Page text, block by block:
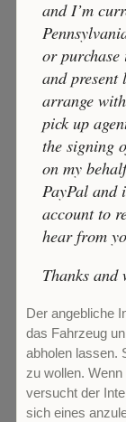
and I’m
or
and
arrange
pick up
the signing
on my
PayPal and
account to
hear from
Thanks
Der angebliche
das Fahrzeug
abholen lassen.
zu wollen.
versucht der
sich eines